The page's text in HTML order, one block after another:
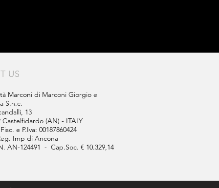
US
Marconi di Marconi Giorgio e
S.n.c.
13
Castelfidardo (AN) - ITALY
e P.Iva: 00187860424
Imp di Ancona
AN-124491 - Cap.Soc. € 10.329,14